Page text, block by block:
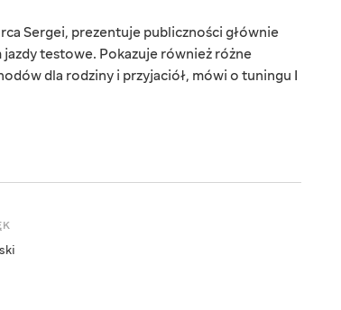
Sergei, prezentuje publiczności głównie
testowe. Pokazuje również różne
dla rodziny i przyjaciół, mówi o tuningu I